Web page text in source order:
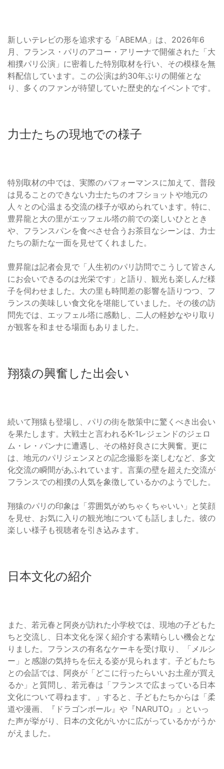
新しいテレビの形を追求する「ABEMA」は、2026年6
月、フランス・パリのアコー・アリーナで開催された「大
相撲パリ公演」に密着した特別取材を行い、その模様を無
料配信しています。この公演は約30年ぶりの開催とな
り、多くのファンが待望していた歴史的なイベントです。
力士たちの現地での様子
特別取材の中では、実際のパフォーマンスに加えて、普段
は見ることのできない力士たちのオフショットや地元の
人々との心温まる交流の様子が収められています。特に、
豊昇龍と大の里がエッフェル塔の前での楽しいひととき
や、フランスパンを食べさせ合うお茶目なシーンは、力士
たちの新たな一面を見せてくれました。
豊昇龍は記者会見で「人生初のパリ訪問でこうして皆さん
にお会いできるのは光栄です」と語り、観光も楽しんだ様
子を伺わせました。大の里も時間差の影響を語りつつ、フ
ランスの美味しい食文化を堪能していました。その後の訪
問先では、エッフェル塔に感動し、二人の軽妙なやり取り
が観客を和ませる場面もありました。
翔猿の興奮した出会い
続いて翔猿も登場し、パリの街を散策中に驚くべき出会い
を果たします。大戦士と言われるK-1レジェンドのジェロ
ム・レ・バンナに遭遇し、その格好良さに大興奮。更に
は、地元のパリジェンヌとの記念撮影を楽しむなど、多文
化交流の瞬間があふれています。言葉の壁を超えた交流が
フランスでの相撲の人気を象徴しているかのようでした。
翔猿のパリの印象は「雰囲気がめちゃくちゃいい」と笑顔
を見せ、お気に入りの観光地についても話しました。彼の
楽しい様子も視聴者を引き込みます。
日本文化の紹介
また、若元春と阿炎が訪れた小学校では、現地の子どもた
ちと交流し、日本文化を深く紹介する素晴らしい機会とな
りました。フランスの有名なケーキを受け取り、「メルシ
ー」と感謝の気持ちを伝える姿が見られます。子どもたち
との会話では、阿炎が「どこに行ったらいいお土産が買え
るか」と質問し、若元春は「フランスで広まっている日本
文化について尋ねます。」すると、子どもたちからは「柔
道や漫画、『ドラゴンボール』や『NARUTO』」といっ
た声が挙がり、日本の文化がいかに広がっているかがうか
がえました。